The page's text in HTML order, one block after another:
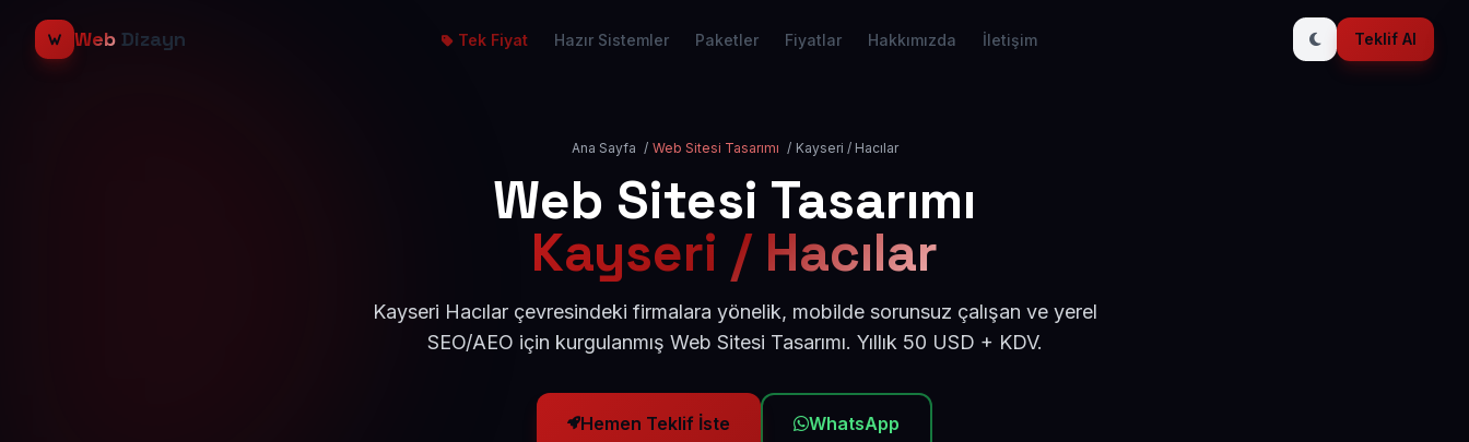
Web Dizayn Tek Fiyat Hazır Sistemler Paketler Fiyatlar Hakkımızda İletişim Teklif Al
Ana Sayfa / Web Sitesi Tasarımı / Kayseri / Hacılar
Web Sitesi Tasarımı
Kayseri / Hacılar
Kayseri Hacılar çevresindeki firmalara yönelik, mobilde sorunsuz çalışan ve yerel
SEO/AEO için kurgulanmış Web Sitesi Tasarımı. Yıllık 50 USD + KDV.
Hemen Teklif İste WhatsApp